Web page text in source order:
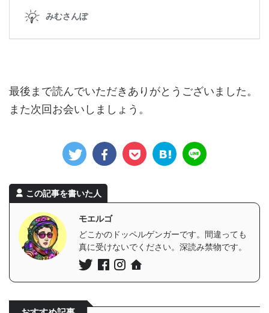
最後まで読んでいただきありがとうございました。
また次回お会いしましょう。
この記事を書いた人
モエルゴ
どこかのドッペルゲンガーです。間違っても
真に受けないでください。深読み禁物です。